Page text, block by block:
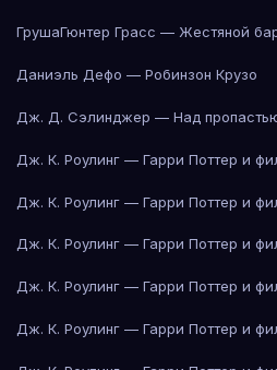
ГрушаГюнтер Грасс — Жестяной
Даниэль Дефо — Робинзон Крузо
Дж. Д. Сэлинджер — Над
Дж. К. Роулинг — Гарри Поттер и
Дж. К. Роулинг — Гарри Поттер и
Дж. К. Роулинг — Гарри Поттер и
Дж. К. Роулинг — Гарри Поттер и
Дж. К. Роулинг — Гарри Поттер и